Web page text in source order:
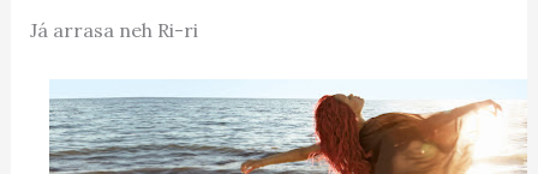
Já arrasa neh Ri-ri